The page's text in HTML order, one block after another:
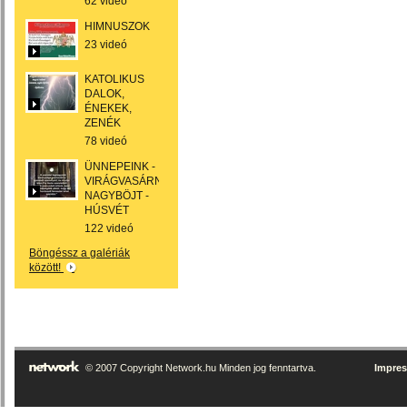
HIMNUSZOK
23 videó
KATOLIKUS
DALOK,
ÉNEKEK,
ZENÉK
78 videó
ÜNNEPEINK -
VIRÁGVASÁRNAP
NAGYBÖJT -
HÚSVÉT
122 videó
Böngéssz a galériák
között!
© 2007 Copyright Network.hu Minden jog fenntartva.